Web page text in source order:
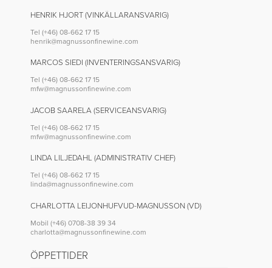
HENRIK HJORT (VINKÄLLARANSVARIG)
Tel (+46) 08-662 17 15
henrik@magnussonfinewine.com
MARCOS SIEDI (INVENTERINGSANSVARIG)
Tel (+46) 08-662 17 15
mfw@magnussonfinewine.com
JACOB SAARELA (SERVICEANSVARIG)
Tel (+46) 08-662 17 15
mfw@magnussonfinewine.com
LINDA LILJEDAHL (ADMINISTRATIV CHEF)
Tel (+46) 08-662 17 15
linda@magnussonfinewine.com
CHARLOTTA LEIJONHUFVUD-MAGNUSSON (VD)
Mobil (+46) 0708-38 39 34
charlotta@magnussonfinewine.com
ÖPPETTIDER